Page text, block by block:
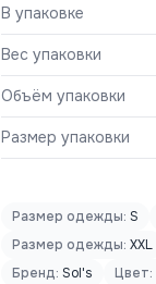
В упаковке
Вес упаковки
Объём упаковки
Размер упаковки
Размер одежды: S
Размер одежды: XXL
Бренд: Sol's Цвет: